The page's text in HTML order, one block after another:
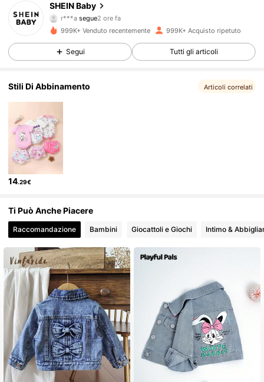
SHEIN Baby
r***asegue 2 ore fa
l***asta navigando
4.92
743K Follower
4.92
4.92 743K Follower
4.92 743K Follower
4.92 743K Follower
4.92 743K Follower
999K+ Venduto recentemente 999K+ Acquisto ripetuto
Segui Tutti gli articoli
Stili Di Abbinamento Articoli correlati
14.29€
Ti Può Anche Piacere
Raccomandazione Bambini Giocattoli e Giochi Intimo &